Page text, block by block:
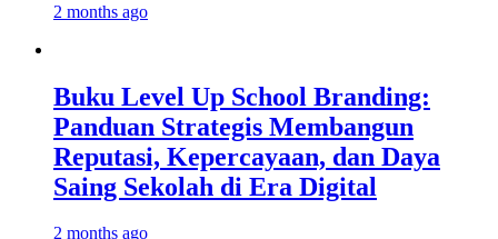
2 months ago
Buku Level Up School Branding:
Panduan Strategis Membangun
Reputasi, Kepercayaan, dan Daya
Saing Sekolah di Era Digital
2 months ago